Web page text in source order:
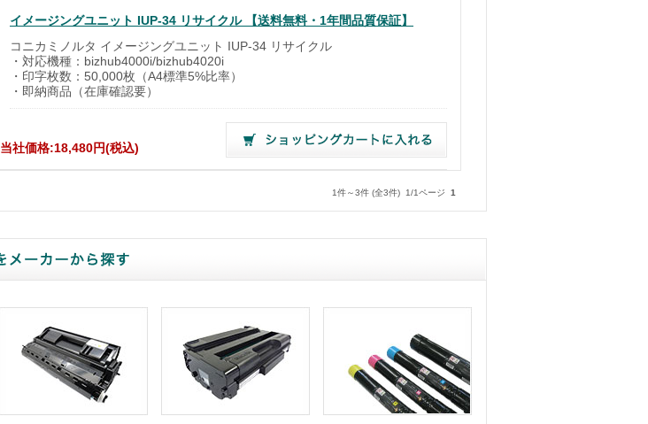
イメージングユニット IUP-34 リサイクル 【送料無料・1年間品質保証】
コニカミノルタ イメージングユニット IUP-34 リサイクル
・対応機種：bizhub4000i/bizhub4020i
・印字枚数：50,000枚（A4標準5%比率）
・即納商品（在庫確認要）
当社価格:18,480円(税込)
1件～3件 (全3件) 1/1ページ 1